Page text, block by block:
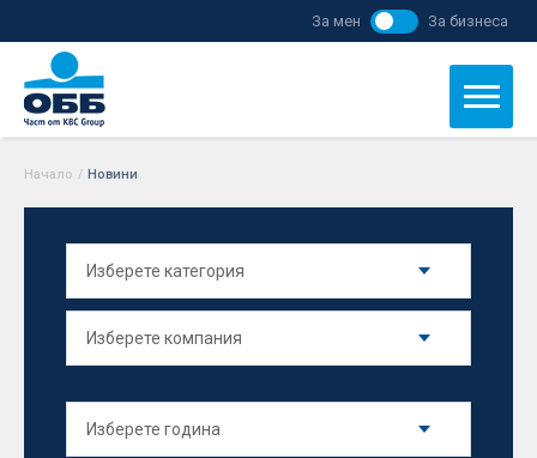
За мен За бизнеса
Начало / Новини